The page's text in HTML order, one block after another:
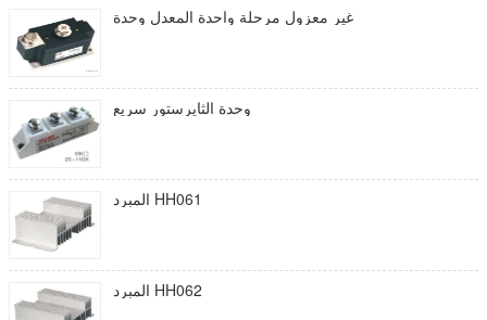
غير معزول مرحلة واحدة المعدل وحدة
وحدة الثايرستور سريع
المبرد HH061
المبرد HH062